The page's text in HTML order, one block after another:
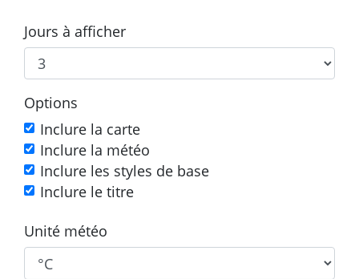
Jours à afficher
Options
Inclure la carte
Inclure la météo
Inclure les styles de base
Inclure le titre
Unité météo